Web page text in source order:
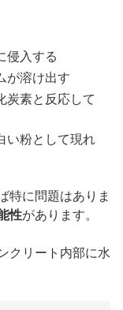
侵入する
が溶け出す
炭素と反応して
い粉として現れ
特に問題はありま
性があります。
クリート内部に水